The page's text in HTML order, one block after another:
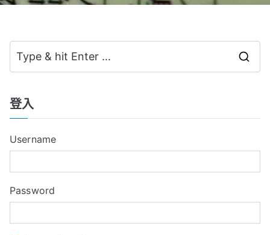
h
r
登入
Username
Password